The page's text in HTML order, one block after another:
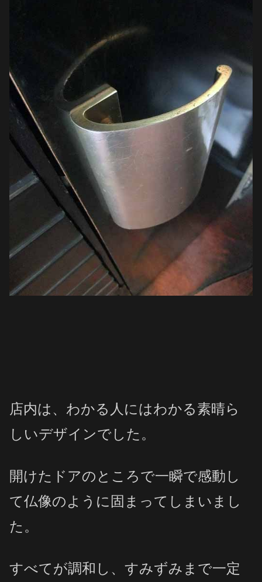
店内は、わかる人にはわかる素晴ら
しいデザインでした。
開けたドアのところで一瞬で感動し
て仏像のように固まってしまいまし
た。
すべてが調和し、すみずみまで一定